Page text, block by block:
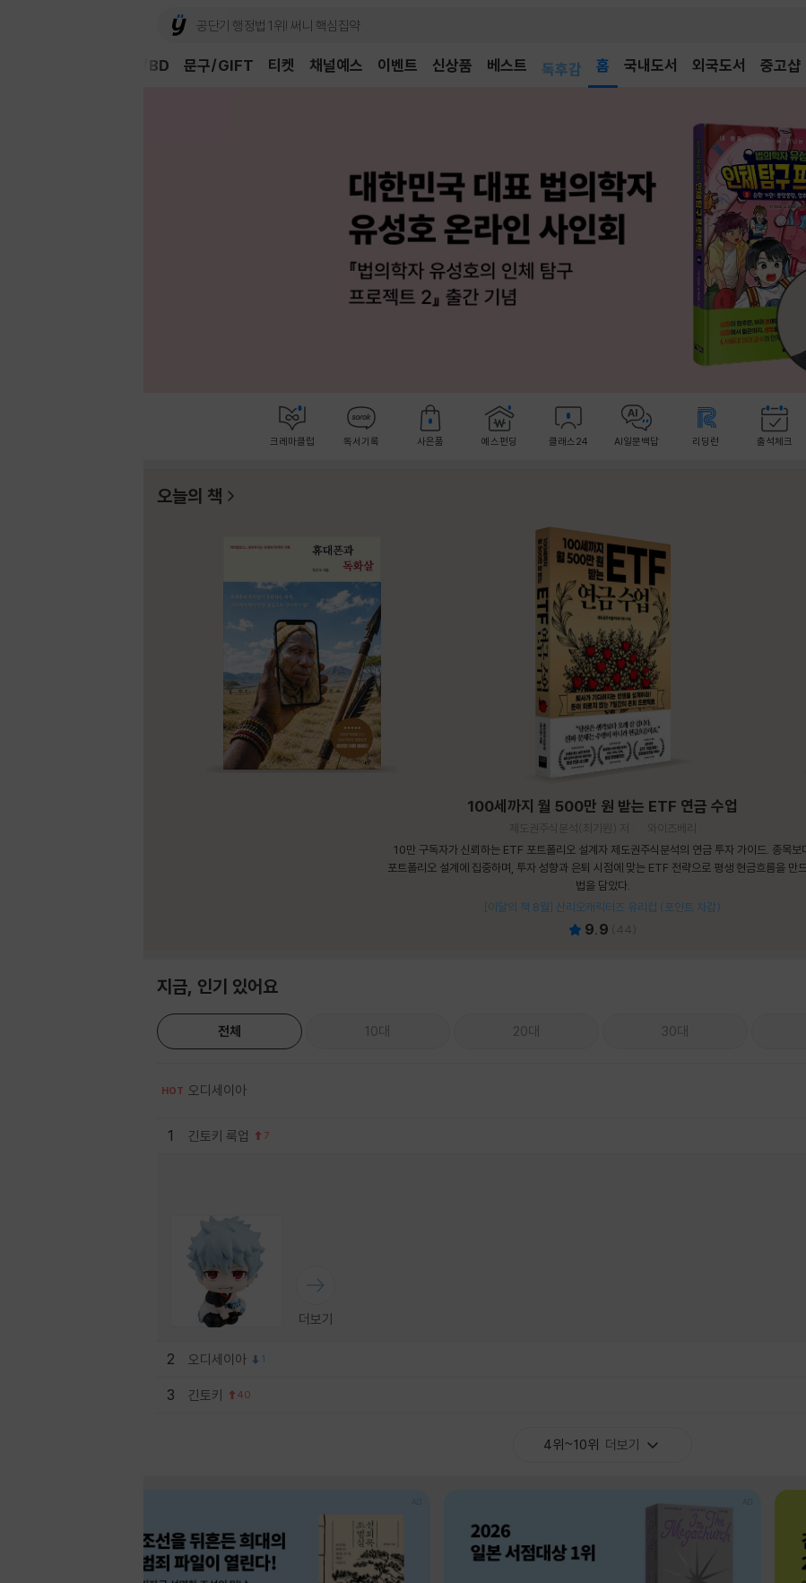
채널예스 이벤트 신상품 베스트
독후감
홈 국내도서 외국도서 중고샵
DVD/BD 문구/GIFT 티켓
크레마클럽 독서기록 사은품 예스펀딩 클래스24 AI일문백답 리딩런 출석체크
오늘의 책
100세까지 월 500만 원 받는 ETF 연금 수업
제도권주식분석(최기원) 저
와이즈베리
10만 구독자가 신뢰하는 ETF 포트폴리오 설계자 제도권주식분석의 연금 투자 가이드. 종목보
포트폴리오 설계에 집중하며, 투자 성향과 은퇴 시점에 맞는 ETF 전략으로 평생 현금흐름을 만
법을 담았다.
[이달의 책 8월] 산리오캐릭터즈 유리컵 (포인트 차감)
9.9 44
지금, 인기 있어요
전체 10대 20대 30대
HOT 오디세이아
1 긴토키 룩업 7
더보기
2 오디세이아 1
3 긴토키 40
4위~10위 더보기